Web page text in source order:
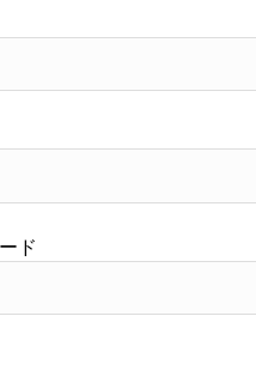
ド